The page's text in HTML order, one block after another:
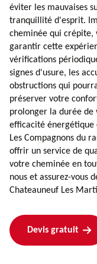
éviter les mauvaises
tranquillité d'esprit.
cheminée qui crépite,
garantir cette
vérifications
signes d'usure, les
obstructions qui
préserver votre
prolonger la durée
efficacité
Les Compagnons du
offrir un service de
votre cheminée en
nous et assurez-vous
Chateauneuf Les
Devis gratuit